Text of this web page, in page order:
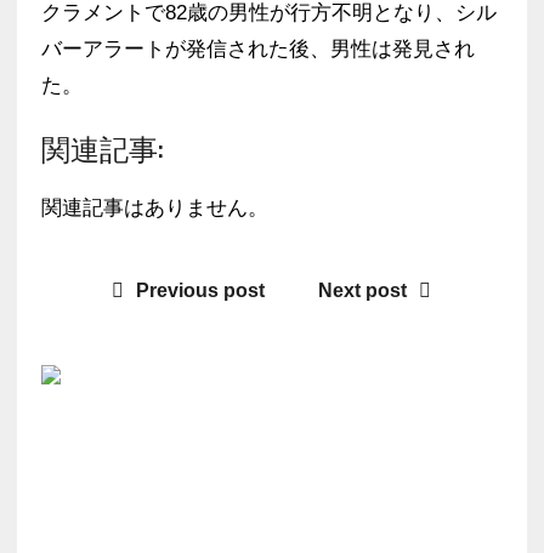
クラメントで82歳の男性が行方不明となり、シル
バーアラートが発信された後、男性は発見され
た。
関連記事:
関連記事はありません。
Previous post Next post